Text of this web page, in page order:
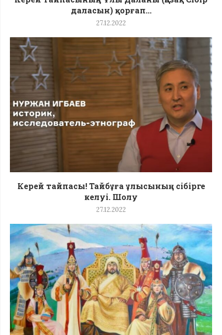
даласын) қорғап...
27.12.2022
Керей тайпасы! Тайбұға ұлысының сібірге
келуі. Шолу
27.12.2022